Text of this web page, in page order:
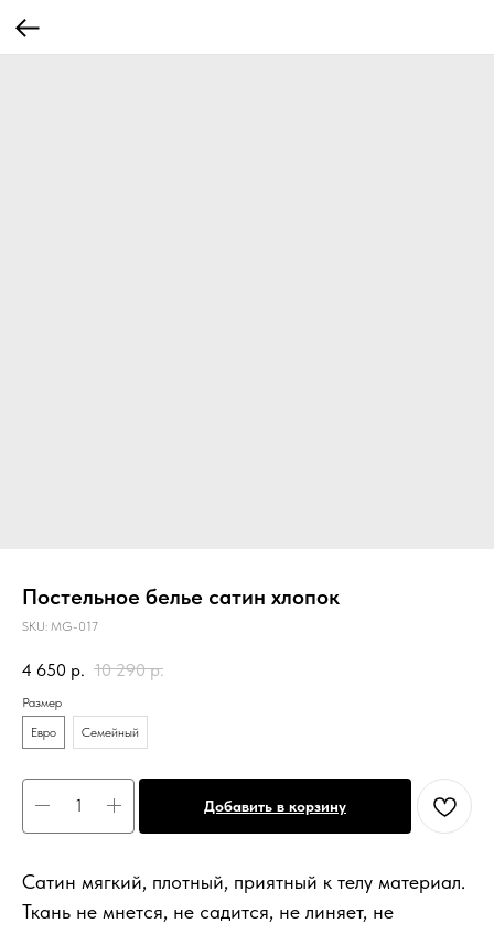
Постельное белье сатин хлопок
SKU: MG-017
4 650 р. 10 290 р.
Размер
Евро
Семейный
Добавить в корзину
Сатин мягкий, плотный, приятный к телу материал.
Ткань не мнется, не садится, не линяет, не